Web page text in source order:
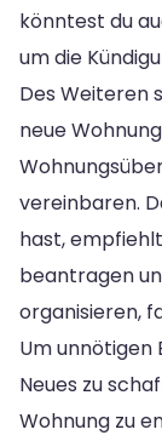
könntest du
um die
Des Weiteren
neue
vereinbaren.
hast,
beantragen
organisieren,
Um unnötigen
Neues zu
Wohnung zu